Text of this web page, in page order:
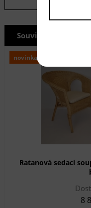
Související produkty
novinka
Ratanová sedací
8